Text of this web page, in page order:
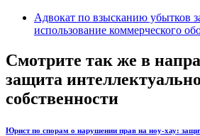
Адвокат по взысканию убытков
использование коммерческого
Смотрите так же в
защита
собственности
Юрист по спорам о нарушении прав на ноу-хау: